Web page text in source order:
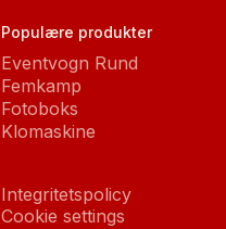
Populære produkter
Eventvogn Rund
Femkamp
Fotoboks
Klomaskine
Integritetspolicy
Cookie settings